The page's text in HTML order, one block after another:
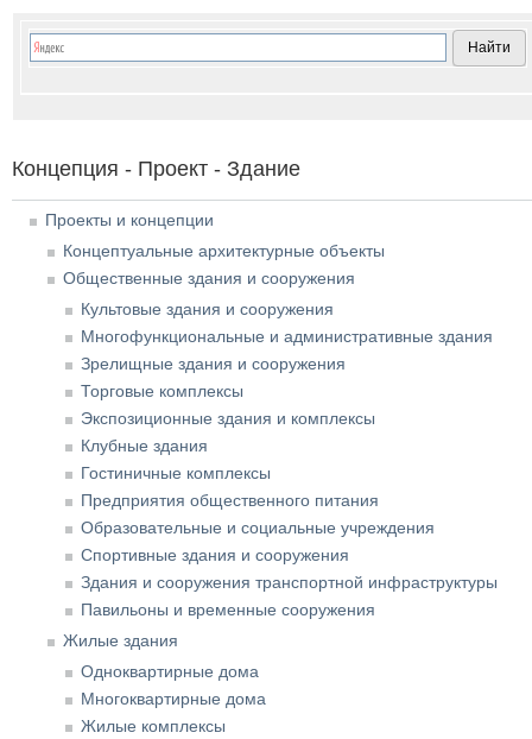
Концепция - Проект - Здание
Проекты и концепции
Концептуальные архитектурные объекты
Общественные здания и сооружения
Культовые здания и сооружения
Многофункциональные и административные здания
Зрелищные здания и сооружения
Торговые комплексы
Экспозиционные здания и комплексы
Клубные здания
Гостиничные комплексы
Предприятия общественного питания
Образовательные и социальные учреждения
Спортивные здания и сооружения
Здания и сооружения транспортной инфраструктуры
Павильоны и временные сооружения
Жилые здания
Одноквартирные дома
Многоквартирные дома
Жилые комплексы